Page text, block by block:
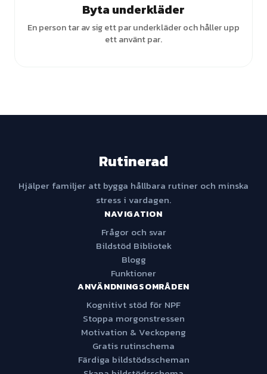
Byta underkläder
En person tar av sig ett par underkläder och håller upp
ett använt par.
Rutinerad
Hjälper familjer att bygga hållbara rutiner och minska
stress i vardagen.
NAVIGATION
Frågor och svar
Bildstöd Bibliotek
Blogg
Funktioner
ANVÄNDNINGSOMRÅDEN
Kognitivt stöd för NPF
Stoppa morgonstressen
Motivation & Veckopeng
Gratis rutinschema
Färdiga bildstödsscheman